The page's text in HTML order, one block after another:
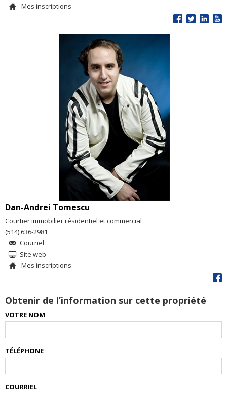
Mes inscriptions
Dan-Andrei Tomescu
Courtier immobilier résidentiel et commercial
(514) 636-2981
Courriel
Site web
Mes inscriptions
Obtenir de l’information sur cette propriété
VOTRE NOM
TÉLÉPHONE
COURRIEL